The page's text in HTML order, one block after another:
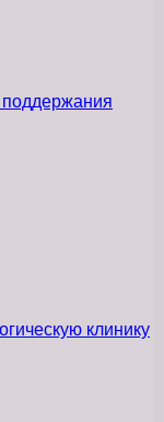
поддержания
клинику